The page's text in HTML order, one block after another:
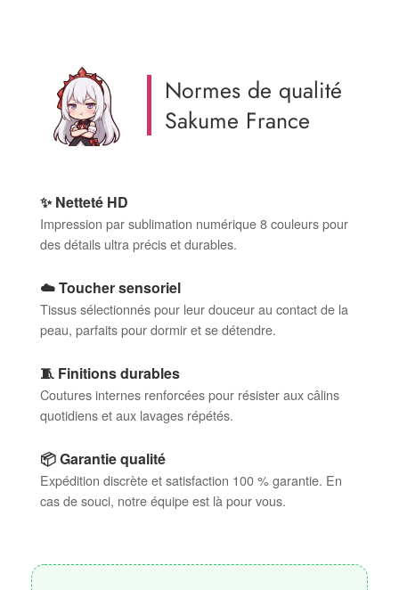
Normes de qualité
Sakume France
✨ Netteté HD
Impression par sublimation numérique 8 couleurs pour
des détails ultra précis et durables.
☁️ Toucher sensoriel
Tissus sélectionnés pour leur douceur au contact de la
peau, parfaits pour dormir et se détendre.
🧵 Finitions durables
Coutures internes renforcées pour résister aux câlins
quotidiens et aux lavages répétés.
📦 Garantie qualité
Expédition discrète et satisfaction 100 % garantie. En
cas de souci, notre équipe est là pour vous.